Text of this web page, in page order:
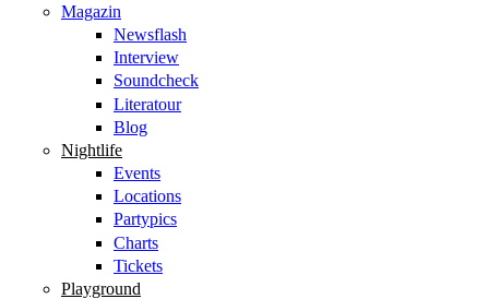
Magazin
Newsflash
Interview
Soundcheck
Literatour
Blog
Nightlife
Events
Locations
Partypics
Charts
Tickets
Playground